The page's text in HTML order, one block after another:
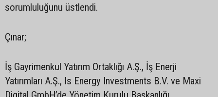
sorumluluğunu üstlendi.
Çınar;
İş Gayrimenkul Yatırım Ortaklığı A.Ş., İş Enerji
Yatırımları A.Ş., Is Energy Investments B.V. ve Maxi